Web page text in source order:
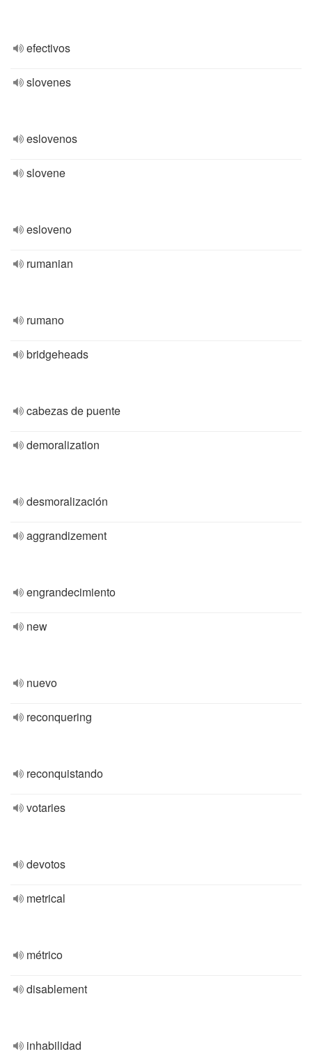
efectivos
slovenes
eslovenos
slovene
esloveno
rumanian
rumano
bridgeheads
cabezas de puente
demoralization
desmoralización
aggrandizement
engrandecimiento
new
nuevo
reconquering
reconquistando
votaries
devotos
metrical
métrico
disablement
inhabilidad